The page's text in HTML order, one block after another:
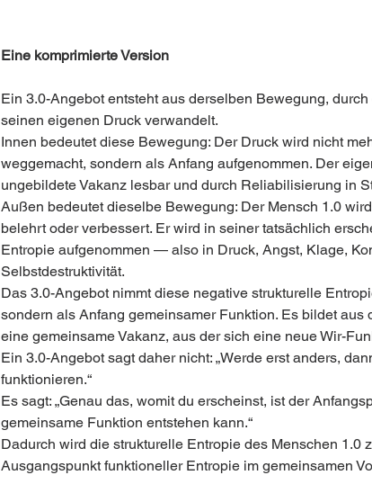
Eine komprimierte Version
Ein 3.0-Angebot entsteht aus derselben Bewegung,
seinen eigenen Druck verwandelt.
Innen bedeutet diese Bewegung: Der Druck wird nicht
weggemacht, sondern als Anfang aufgenommen. Der
ungebildete Vakanz lesbar und durch Reliabilisierung in
Außen bedeutet dieselbe Bewegung: Der Mensch 1.0
belehrt oder verbessert. Er wird in seiner tatsächlich
Entropie aufgenommen — also in Druck, Angst, Klage,
Selbstdestruktivität.
Das 3.0-Angebot nimmt diese negative strukturelle
sondern als Anfang gemeinsamer Funktion. Es bildet aus
eine gemeinsame Vakanz, aus der sich eine neue Wir-
Ein 3.0-Angebot sagt daher nicht: „Werde erst anders,
funktionieren.“
Es sagt: „Genau das, womit du erscheinst, ist der
gemeinsame Funktion entstehen kann.“
Dadurch wird die strukturelle Entropie des Menschen 1.0
Ausgangspunkt funktioneller Entropie im gemeinsamen